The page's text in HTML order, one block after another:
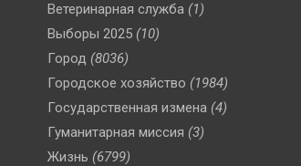
Ветеринарная служба (1)
Выборы 2025 (10)
Город (8036)
Городское хозяйство (1984)
Государственная измена (4)
Гуманитарная миссия (3)
Жизнь (6799)